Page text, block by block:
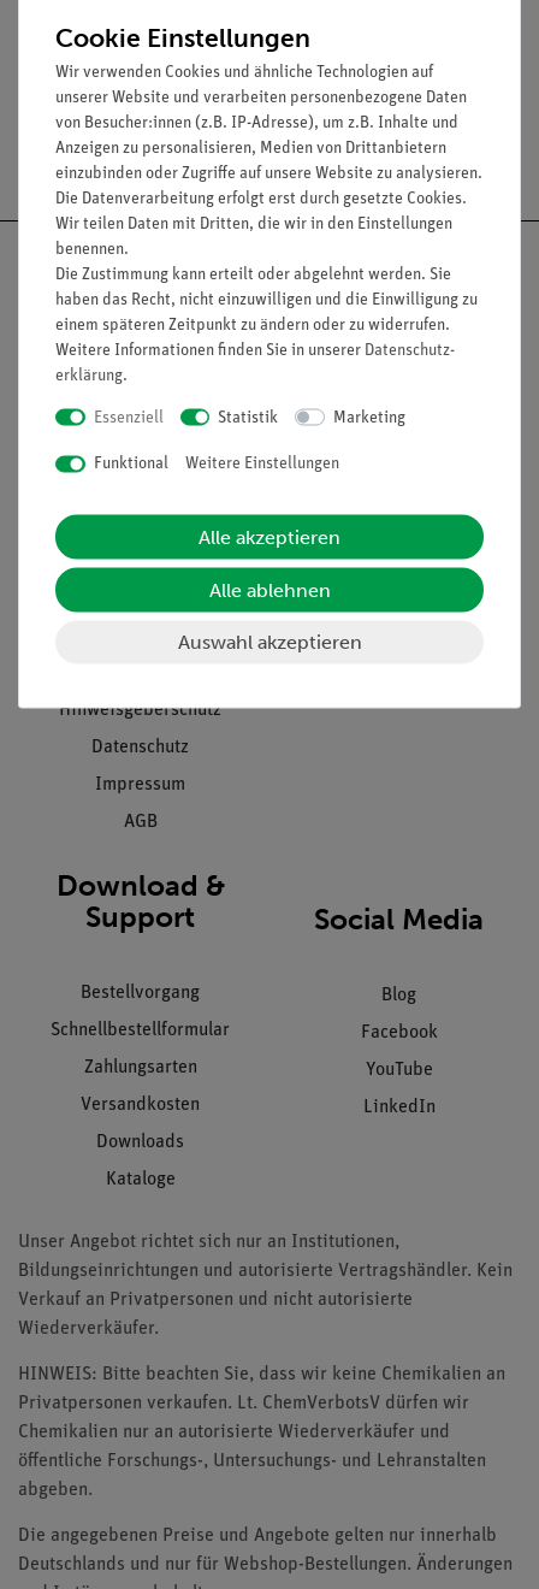
Versandkostenfrei ab 300,- €
Nach oben
Informationen
Projekte und Lösungen
Stellenangebote
Hinweisgeberschutz
Datenschutz
Impressum
AGB
Übersicht Service
Beratung & Showroom
Inventarisierungs- &
Download &
Support
Bestellvorgang
Schnellbestellformular
Zahlungsarten
Versandkosten
Downloads
Kataloge
Social Media
Blog
Facebook
YouTube
LinkedIn
Unser Angebot richtet sich nur an Institutionen,
Bildungseinrichtungen und autorisierte Vertragshändler. Kein
Verkauf an Privatpersonen und nicht autorisierte
Wiederverkäufer.
HINWEIS: Bitte beachten Sie, dass wir keine Chemikalien an
Privatpersonen verkaufen. Lt. ChemVerbotsV dürfen wir
Chemikalien nur an autorisierte Wiederverkäufer und
öffentliche Forschungs-, Untersuchungs- und Lehranstalten
abgeben.
Die angegebenen Preise und Angebote gelten nur innerhalb
Deutschlands und nur für Webshop-Bestellungen. Änderungen
Cookie Einstellungen
Wir verwenden Cookies und ähnliche Technologien auf
unserer Website und verarbeiten personenbezogene Daten
von Besucher:innen (z.B. IP-Adresse), um z.B. Inhalte und
Anzeigen zu personalisieren, Medien von Drittanbietern
einzubinden oder Zugriffe auf unsere Website zu analysieren.
Die Datenverarbeitung erfolgt erst durch gesetzte Cookies.
Wir teilen Daten mit Dritten, die wir in den Einstellungen
benennen.
Die Zustimmung kann erteilt oder abgelehnt werden. Sie
haben das Recht, nicht einzuwilligen und die Einwilligung zu
einem späteren Zeitpunkt zu ändern oder zu widerrufen.
Weitere Informationen finden Sie in unserer Daten­schutz­
erklärung.
Essenziell Statistik Marketing
Funktional Weitere Einstellungen
Alle akzeptieren
Alle ablehnen
Auswahl akzeptieren